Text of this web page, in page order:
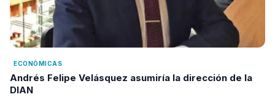
ECONÓMICAS
Andrés Felipe Velásquez asumiría la dirección de la
DIAN